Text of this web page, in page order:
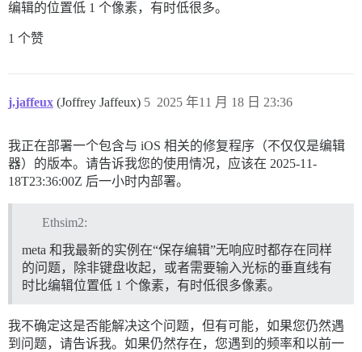
编辑的位置低 1 个像素，有时低很多。
1 个赞
j.jaffeux (Joffrey Jaffeux) 2025 年11 月 18 日 23:36
5
我正在部署一个包含与 iOS 相关的修复程序（不仅仅是编辑
器）的版本。请告诉我您的使用情况，应该在 2025-11-
18T23:36:00Z 后一小时内部署。
Ethsim2:
meta 和我最新的实例在“保存编辑”无响应时都存在同样
的问题，除非键盘收起，或者需要输入光标的垂直线有
时比编辑位置低 1 个像素，有时低很多像素。
我不确定这是否能解决这个问题，但有可能，如果您仍然遇
到问题，请告诉我。如果仍然存在，您遇到的频率和以前一